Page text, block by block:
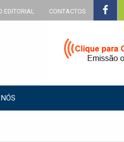
EDITORIAL CONTACTOS